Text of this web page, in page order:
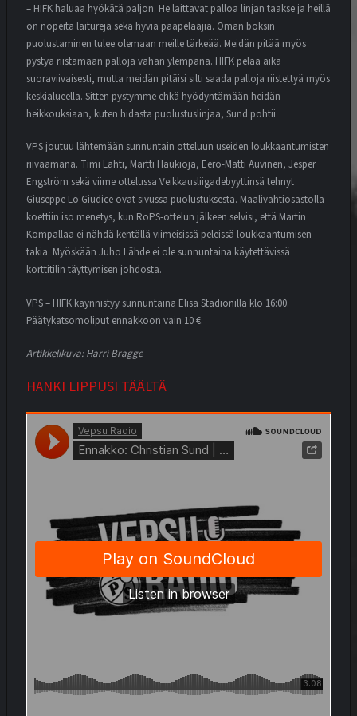
– HIFK haluaa hyökätä paljon. He laittavat palloa linjan taakse ja heillä
on nopeita laitureja sekä hyviä pääpelaajia. Oman boksin
puolustaminen tulee olemaan meille tärkeää. Meidän pitää myös
pystyä riistämään palloja vähän ylempänä. HIFK pelaa aika
suoraviivaisesti, mutta meidän pitäisi silti saada palloja riistettyä myös
keskialueella. Sitten pystymme ehkä hyödyntämään heidän
heikkouksiaan, kuten hidasta puolustuslinjaa, Sund pohtii
VPS joutuu lähtemään sunnuntain otteluun useiden loukkaantumisten
riivaamana. Timi Lahti, Martti Haukioja, Eero-Matti Auvinen, Jesper
Engström sekä viime ottelussa Veikkausliigadebyyttinsä tehnyt
Giuseppe Lo Giudice ovat sivussa puolustuksesta. Maalivahtiosastolla
koettiin iso menetys, kun RoPS-ottelun jälkeen selvisi, että Martin
Kompallaa ei nähdä kentällä viimeisissä peleissä loukkaantumisen
takia. Myöskään Juho Lähde ei ole sunnuntaina käytettävissä
korttitilin täyttymisen johdosta.
VPS – HIFK käynnistyy sunnuntaina Elisa Stadionilla klo 16:00.
Päätykatsomoliput ennakkoon vain 10 €.
Artikkelikuva: Harri Bragge
HANKI LIPPUSI TÄÄLTÄ